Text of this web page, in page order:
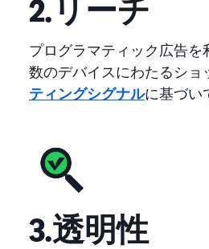
2.リーチ
プログラマティック広告
数のデバイスにわたるシ
ティングシグナルに基づい
3.透明性